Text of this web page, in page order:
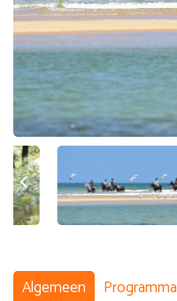
Algemeen Programma